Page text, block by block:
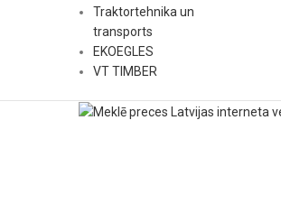
Traktortehnika un
transports
EKOEGLES
VT TIMBER